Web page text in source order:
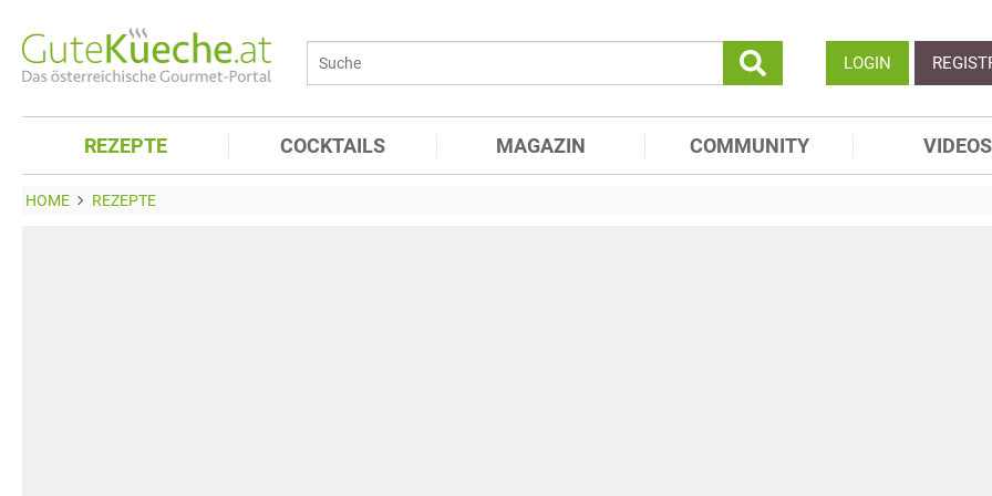
LOGIN
REZEPTE COCKTAILS MAGAZIN COMMUNITY VIDEOS
HOME REZEPTE